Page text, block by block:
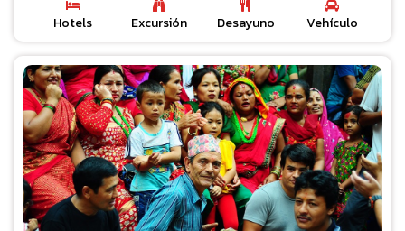
Hotels Excursión Desayuno Vehículo